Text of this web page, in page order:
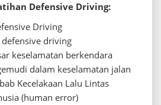
Defensive Driving:
Driving
driving
keselamatan berkendara
dalam keselamatan jalan
Kecelakaan Lalu Lintas
(human error)